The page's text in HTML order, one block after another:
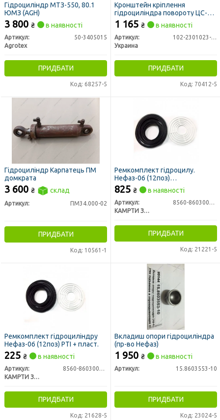
Гідроциліндр МТЗ-550, 80.1
ЮМЗ (AGH)
3 800 ₴ в наявності
Артикул:
50-3405015
Agrotex
ПРИДБАТИ
Код: 68257-5
Кронштейн кріплення
гідроциліндра повороту ЦС-50
(МТЗ-82) (вир-во Україна)
1 165 ₴ в наявності
Артикул:
102-2301023-01
Украина
ПРИДБАТИ
Код: 70412-5
Гідроциліндр Карпатець ПМ
домкрата
3 600 ₴ склад
Артикул: ПМ34.000-02
ПРИДБАТИ
Код: 10561-1
Ремкомплект гідроцилу.
Нефаз-06 (12поз)
поліуретан+пласт. (БРТ)
825 ₴ в наявності
Артикул:
8560-8603000-45#
КАМРТИ ЗАО, г.Балаково
ПРИДБАТИ
Код: 21221-5
Ремкомплект гідроциліндру
Нефаз-06 (12поз) РТІ + пласт.
225 ₴ в наявності
Артикул:
8560-8603000-10#
КАМРТИ ЗАО, г.Балаково
ПРИДБАТИ
Код: 21628-5
Вкладиш опори гідроциліндра
(пр-во Нефаз)
1 950 ₴ в наявності
Артикул: 15.8603553-10
ПРИДБАТИ
Код: 23024-5